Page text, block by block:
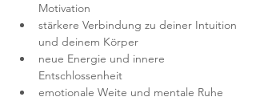
Motivation
stärkere Verbindung zu deiner Intuition
und deinem Körper
neue Energie und innere
Entschlossenheit
emotionale Weite und mentale Ruhe